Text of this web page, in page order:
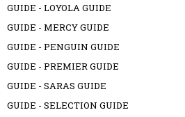
GUIDE - LOYOLA GUIDE
GUIDE - MERCY GUIDE
GUIDE - PENGUIN GUIDE
GUIDE - PREMIER GUIDE
GUIDE - SARAS GUIDE
GUIDE - SELECTION GUIDE